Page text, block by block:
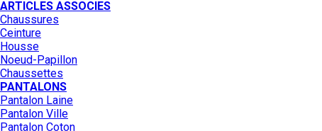
ARTICLES ASSOCIES
Chaussures
Ceinture
Housse
Noeud-Papillon
Chaussettes
PANTALONS
Pantalon Laine
Pantalon Ville
Pantalon Coton